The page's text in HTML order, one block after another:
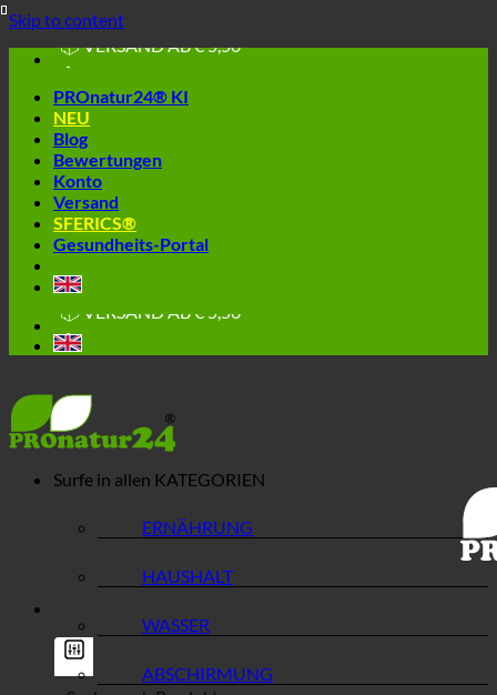
Skip to content
🔆 GESUND. NACHHALTIG.
📦 VERSAND AB € 5,50
🔖 KAUF AUF RECHNUNG
PROnatur24® KI
NEU
Blog
Bewertungen
Konto
Versand
SFERICS®
Gesundheits-Portal
🔆 GESUND. NACHHALTIG.
📦 VERSAND AB € 5,50
🔖 KAUF AUF RECHNUNG
Surfe in allen KATEGORIEN
ERNÄHRUNG
HAUSHALT
WASSER
ABSCHIRMUNG